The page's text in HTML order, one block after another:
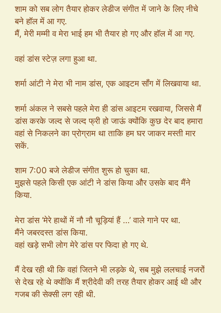
शाम को सब लोग तैयार होकर लेडीज संगीत में जाने के लिए नीचे
बने हॉल में आ गए.
मैं, मेरी मम्मी व मेरा भाई हम भी तैयार हो गए और हॉल में आ गए.
वहां डांस स्टेज़ लगा हुआ था.
शर्मा आंटी ने मेरा भी नाम डांस, एक आइटम सॉंग में लिखवाया था.
शर्मा अंकल ने सबसे पहले मेरा ही डांस आइटम रखवाया, जिससे मैं
डांस करके जल्द से जल्द फ्री हो जाऊं क्योंकि कुछ देर बाद हमारा
वहां से निकलने का प्रोग्राम था ताकि हम घर जाकर मस्ती मार
सकें.
शाम 7:00 बजे लेडीज संगीत शुरू हो चुका था.
मुझसे पहले किसी एक आंटी ने डांस किया और उसके बाद मैंने
किया.
मेरा डांस ‘मेरे हाथों में नौ नौ चूड़ियां हैं …’ वाले गाने पर था.
मैंने जबरदस्त डांस किया.
वहां खड़े सभी लोग मेरे डांस पर फिदा हो गए थे.
मैं देख रही थी कि वहां जितने भी लड़के थे, सब मुझे ललचाई नजरों
से देख रहे थे क्योंकि मैं श्रीदेवी की तरह तैयार होकर आई थी और
गजब की सेक्सी लग रही थी.